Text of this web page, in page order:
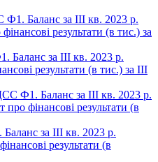
Ф1. Баланс за ІІІ кв. 2023 р.
результати (в тис.) за
за ІІІ кв. 2023 р.
результати (в тис.) за ІІІ
Ф1. Баланс за ІІІ кв. 2023 р.
фінансові результати (в
за ІІІ кв. 2023 р.
результати (в